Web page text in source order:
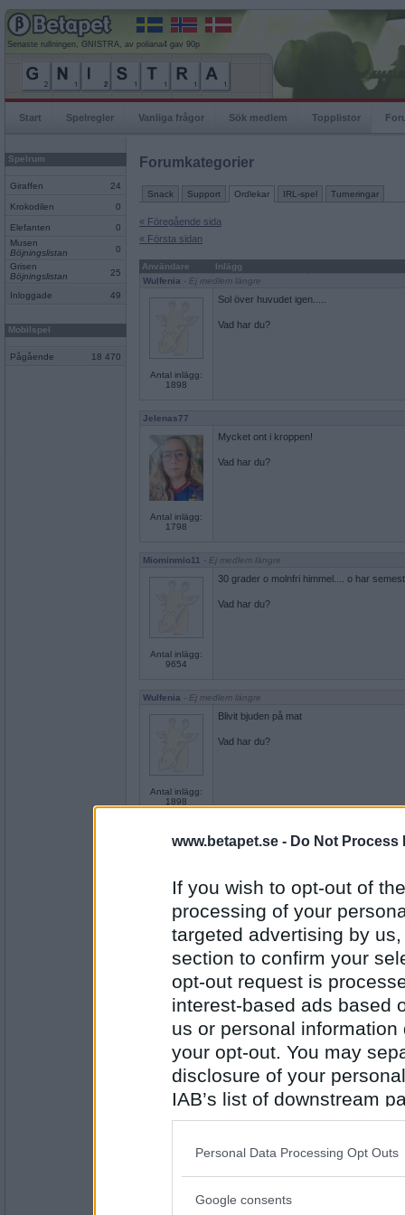
www.betapet.se - Do Not Process
If you wish to opt-out of
processing of your
targeted advertising by
section to confirm your
opt-out request is
interest-based ads based
us or personal
your opt-out. You may
disclosure of your
IAB’s list of downstream
also be disclosed by us
Downstream Participants
Please note that this
Personal Data Processing Opt Outs
Google consents
Senaste rullningen, GNISTRA, av poliana4 gav 90p
Start Spelregler Vanliga frågor Sök medlem Topplistor
Spelrum
Giraffen 24
Krokodilen 0
Elefanten
0
Musen
Böjningslistan
0
Grisen
Böjningslistan
25
Inloggade 49
Mobilspel
Pågående 18 470
Forumkategorier
Snack Support Ordlekar IRL-spel Turneringar
« Föregående sida
« Första sidan
Användare
Inlägg
Wulfenia - Ej medlem längre
Antal inlägg:
1898
Sol över huvudet igen.....
Vad har du?
Jelenas77
Antal inlägg:
1798
Mycket ont i kroppen!
Vad har du?
Miominmio11 - Ej medlem längre
Antal inlägg:
9654
30 grader o molnfri himmel.... o har
Vad har du?
Wulfenia - Ej medlem längre
Antal inlägg:
1898
Blivit bjuden på mat
Vad har du?
Antal inlägg:
22535
Vad har du?
tingand
Antal inlägg: 167
Tagit ett glas rosé
lovesun
Antal inlägg:
Vad har du?